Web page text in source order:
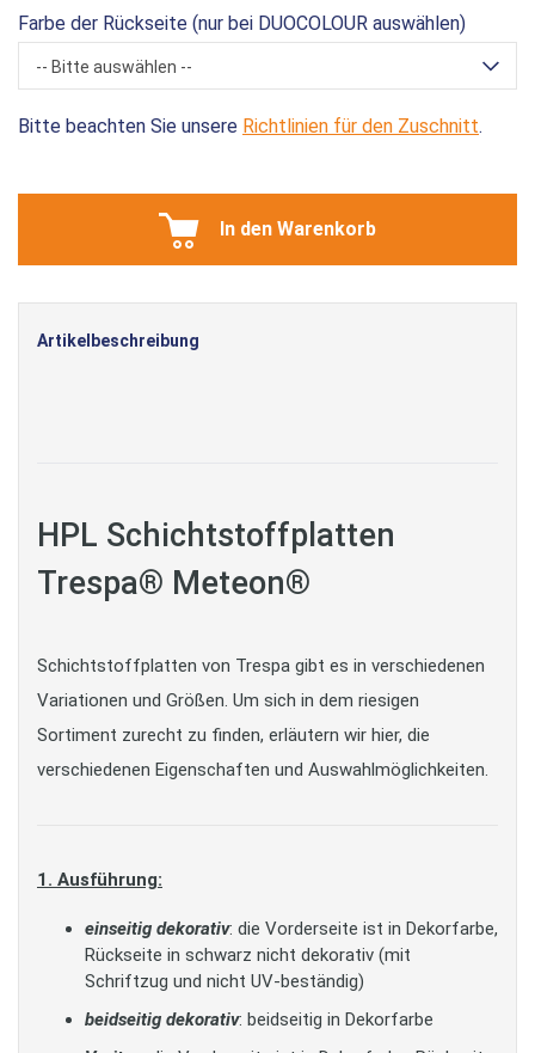
Farbe der Rückseite (nur bei DUOCOLOUR auswählen)
-- Bitte auswählen --
Bitte beachten Sie unsere Richtlinien für den Zuschnitt.
In den Warenkorb
Artikelbeschreibung
HPL Schichtstoffplatten
Trespa® Meteon®
Schichtstoffplatten von Trespa gibt es in verschiedenen
Variationen und Größen. Um sich in dem riesigen
Sortiment zurecht zu finden, erläutern wir hier, die
verschiedenen Eigenschaften und Auswahlmöglichkeiten.
1. Ausführung:
einseitig dekorativ: die Vorderseite ist in Dekorfarbe,
Rückseite in schwarz nicht dekorativ (mit
Schriftzug und nicht UV-beständig)
beidseitig dekorativ: beidseitig in Dekorfarbe